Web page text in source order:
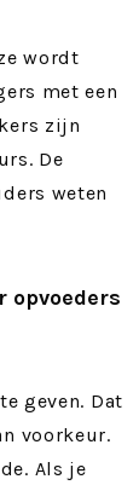
wordt
met een
zijn
De
weten
opvoeders
geven. Dat
voorkeur.
Als je